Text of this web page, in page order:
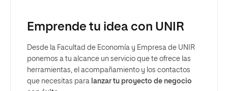
Emprende tu idea con UNIR
Desde la Facultad de Economía y Empresa de UNIR
ponemos a tu alcance un servicio que te ofrece las
herramientas, el acompañamiento y los contactos
que necesitas para lanzar tu proyecto de negocio